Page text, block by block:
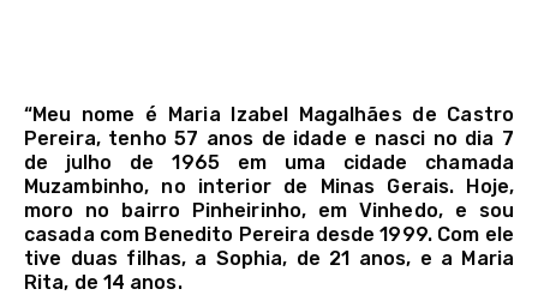
“Meu nome é Maria Izabel Magalhães de Castro
Pereira, tenho 57 anos de idade e nasci no dia 7
de julho de 1965 em uma cidade chamada
Muzambinho, no interior de Minas Gerais. Hoje,
moro no bairro Pinheirinho, em Vinhedo, e sou
casada com Benedito Pereira desde 1999. Com ele
tive duas filhas, a Sophia, de 21 anos, e a Maria
Rita, de 14 anos.